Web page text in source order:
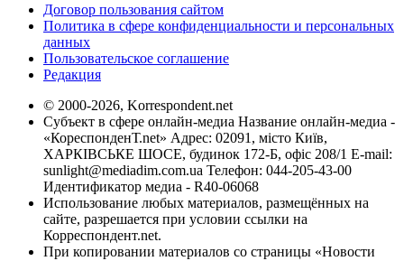
Договор пользования сайтом
Политика в сфере конфиденциальности и персональных
данных
Пользовательское соглашение
Редакция
© 2000-2026, Korrespondent.net
Субъект в сфере онлайн-медиа Название онлайн-медиа -
«КореспонденТ.net» Адрес: 02091, місто Київ,
ХАРКІВСЬКЕ ШОСЕ, будинок 172-Б, офіс 208/1 E-mail:
sunlight@mediadim.com.ua Телефон: 044-205-43-00
Идентификатор медиа - R40-06068
Использование любых материалов, размещённых на
сайте, разрешается при условии ссылки на
Корреспондент.net.
При копировании материалов со страницы «Новости